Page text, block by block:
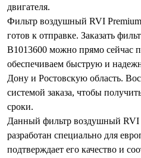
двигателя.
Фильтр воздушный RVI
готов к отправке. Заказать
B1013600 можно прямо сейчас
обеспечиваем быструю и
Дону и Ростовскую область.
системой заказа, чтобы
сроки.
Данный фильтр воздушный RVI
разработан специально для
подтверждает его качество и